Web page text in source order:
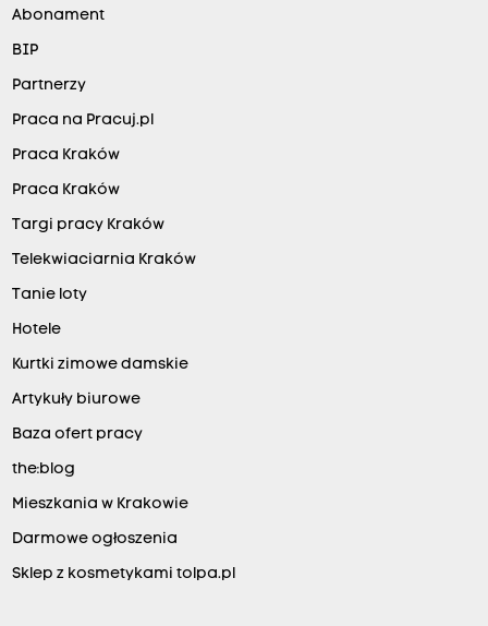
Abonament
BIP
Partnerzy
Praca na Pracuj.pl
Praca Kraków
Praca Kraków
Targi pracy Kraków
Telekwiaciarnia Kraków
Tanie loty
Hotele
Kurtki zimowe damskie
Artykuły biurowe
Baza ofert pracy
the:blog
Mieszkania w Krakowie
Darmowe ogłoszenia
Sklep z kosmetykami tolpa.pl